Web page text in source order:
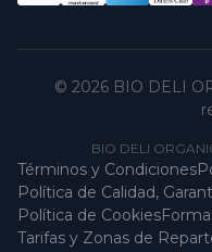
© 2026 BIO DELI
BIO DELI
Términos y Condiciones
Política de Calidad,
Política de Cookies
Tarifas y Zonas de